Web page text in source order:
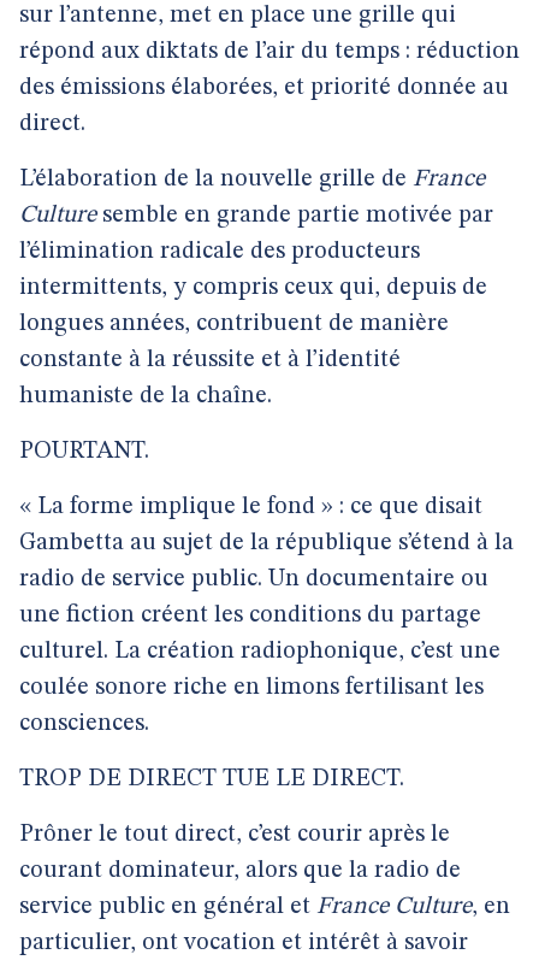
sur l’antenne, met en place une grille qui
répond aux diktats de l’air du temps : réduction
des émissions élaborées, et priorité donnée au
direct.
L’élaboration de la nouvelle grille de France
Culturesemble en grande partie motivée par
l’élimination radicale des producteurs
intermittents, y compris ceux qui, depuis de
longues années, contribuent de manière
constante à la réussite et à l’identité
humaniste de la chaîne.
POURTANT.
« La forme implique le fond » : ce que disait
Gambetta au sujet de la république s’étend à la
radio de service public. Un documentaire ou
une fiction créent les conditions du partage
culturel. La création radiophonique, c’est une
coulée sonore riche en limons fertilisant les
consciences.
TROP DE DIRECT TUE LE DIRECT.
Prôner le tout direct, c’est courir après le
courant dominateur, alors que la radio de
service public en général et France Culture, en
particulier, ont vocation et intérêt à savoir